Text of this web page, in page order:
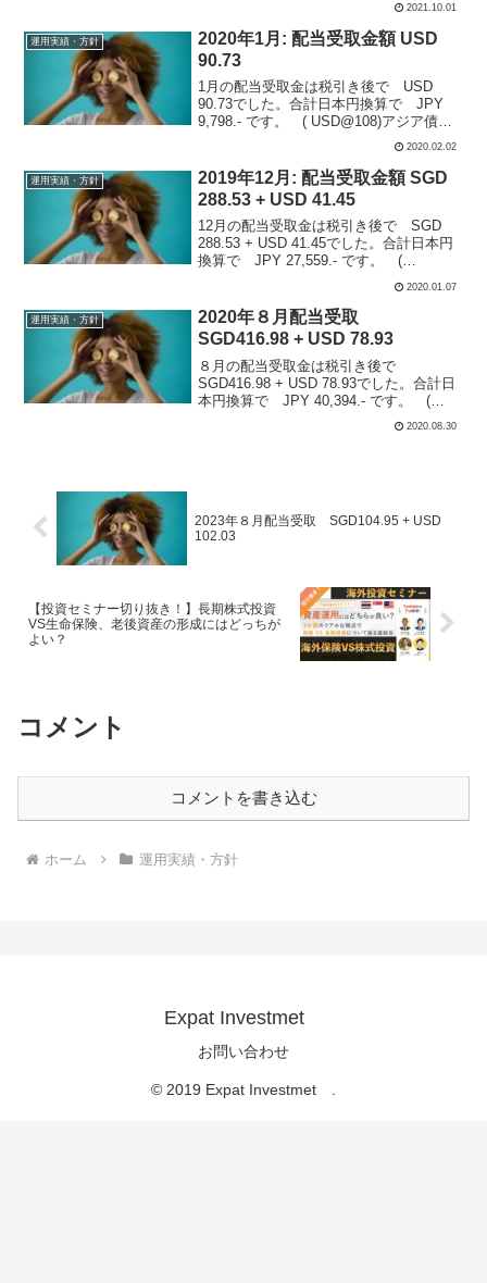
M44U, OR5Uアジア債権：09P 米...
2021.10.01
運用実績・方針
2020年1月: 配当受取金額 USD
90.73
1月の配当受取金は税引き後で USD
90.73でした。合計日本円換算で JPY
9,798.- です。 ( USD@108)アジア債権
ETF : O9P 米国株：MO, QQQ合計3銘柄
から頂きました。感謝。【内訳】O9P
Asia Hi...
2020.02.02
運用実績・方針
2019年12月: 配当受取金額 SGD
288.53 + USD 41.45
12月の配当受取金は税引き後で SGD
288.53 + USD 41.45でした。合計日本円
換算で JPY 27,559.- です。 (
REIT : Ascendas, Mapletree ...
2020.01.07
運用実績・方針
2020年８月配当受取
SGD416.98 + USD 78.93
８月の配当受取金は税引き後で
SGD416.98 + USD 78.93でした。合計日
本円換算で JPY 40,394.- です。 (
2020.08.30
2023年８月配当受取 SGD104.95 + USD
102.03
【投資セミナー切り抜き！】長期株式投資
VS生命保険、老後資産の形成にはどっちが
よい？
コメント
コメントを書き込む
ホーム 運用実績・方針
Expat Investmet
お問い合わせ
© 2019 Expat Investmet .